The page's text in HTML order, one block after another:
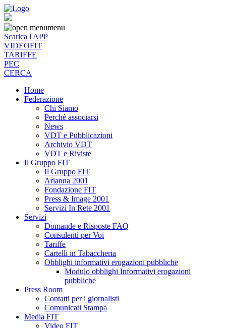
menu
Scarica l'APP
VIDEOFIT
TARIFFE
PEC
CERCA
Home
Federazione
Chi Siamo
Perchè associarsi
News
VDT e Pubblicazioni
Archivio VDT
VDT e Riviste
Il Gruppo FIT
Il Gruppo FIT
Arianna 2001
Fondazione FIT
Press & Image 2001
Servizi In Rete 2001
Servizi
Domande e Risposte FAQ
Consulenti per Voi
Tariffe
Cartelli in Tabaccheria
Obblighi informativi erogazioni pubbliche
Modulo obblighi Informativi erogazioni
pubbliche
Press Room
Contatti per i giornalisti
Comunicati Stampa
Media FIT
Video FIT